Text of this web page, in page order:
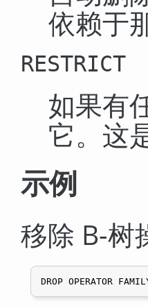
依赖于
RESTRICT
如果有
它。这
示例
移除 B-树